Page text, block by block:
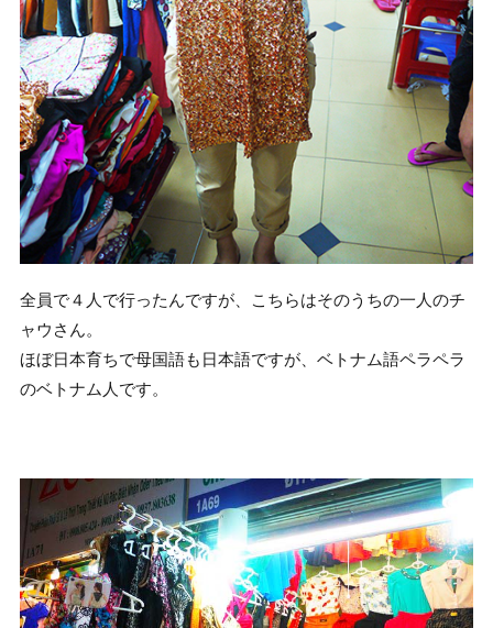
全員で４人で行ったんですが、こちらはそのうちの一人のチ
ャウさん。
ほぼ日本育ちで母国語も日本語ですが、ベトナム語ペラペラ
のベトナム人です。